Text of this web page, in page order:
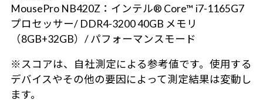
MousePro NB420Z：インテル® Core™ i7-1165G7
プロセッサー/ DDR4-3200 40GB メモリ
（8GB+32GB）/ パフォーマンスモード
※スコアは、自社測定による参考値です。使用する
デバイスやその他の要因によって測定結果は変動し
ます。